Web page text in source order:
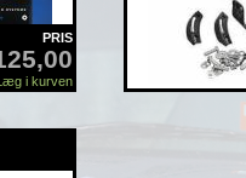
PRIS
i kurven